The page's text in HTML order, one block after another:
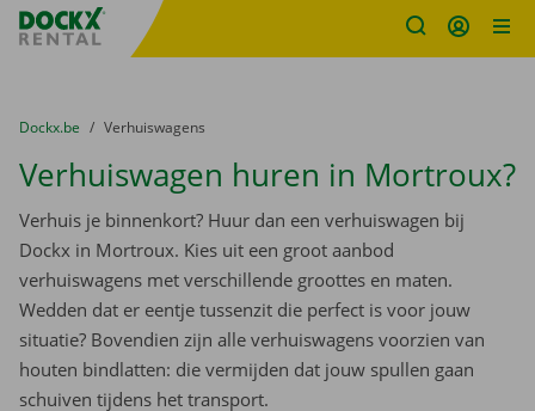
Fratello DEMO
U bevindt zich hier:
van
Dockx.be naar
Verhuiswagens
Verhuiswagen huren in Mortroux?
Verhuis je binnenkort? Huur dan een verhuiswagen bij
Dockx in Mortroux. Kies uit een groot aanbod
verhuiswagens met verschillende groottes en maten.
Wedden dat er eentje tussenzit die perfect is voor jouw
situatie? Bovendien zijn alle verhuiswagens voorzien van
houten bindlatten: die vermijden dat jouw spullen gaan
schuiven tijdens het transport.